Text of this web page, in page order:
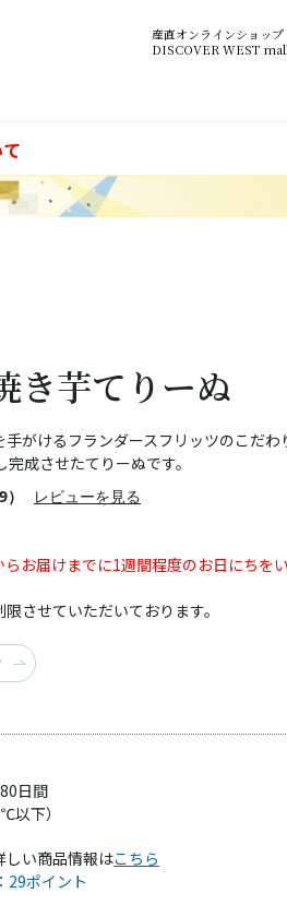
産直オンラインショップ
DISCOVER WEST
がけるフランダースフリッツのこだ
成させたてりーぬです。
） レビューを見る
お届けまでに1週間程度のお日にちを
させていただいております。
き芋てりーぬ
日間
以下）
29ポイント
しい商品情報はこちら